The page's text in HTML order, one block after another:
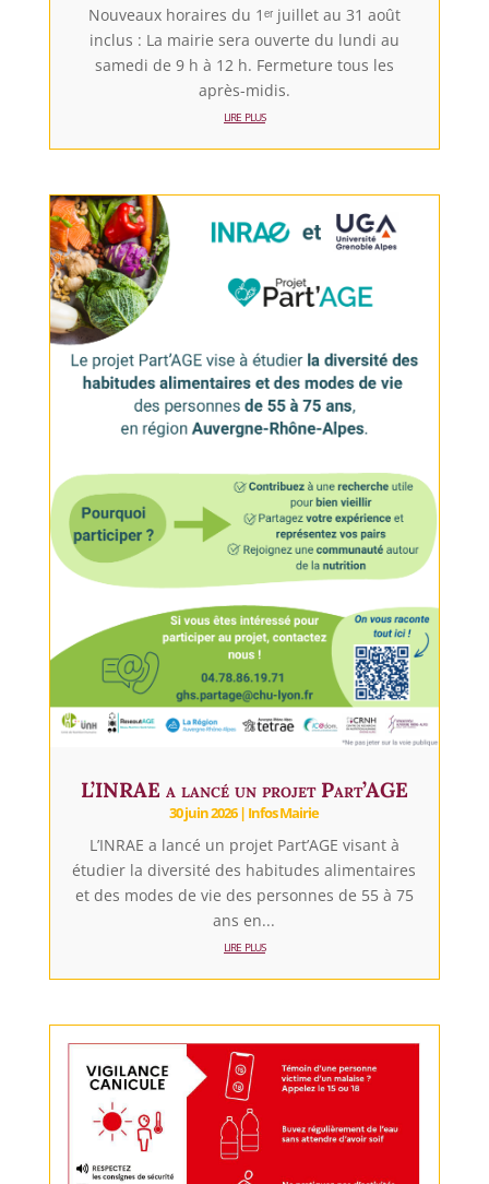
Nouveaux horaires du 1ᵉʳ juillet au 31 août
inclus : La mairie sera ouverte du lundi au
samedi de 9 h à 12 h. Fermeture tous les
après-midis.
lire plus
L’INRAE a lancé un projet Part’AGE
30 juin 2026| Infos Mairie
L’INRAE a lancé un projet Part’AGE visant à
étudier la diversité des habitudes alimentaires
et des modes de vie des personnes de 55 à 75
ans en...
lire plus